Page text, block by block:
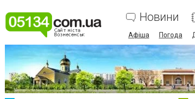
Новини
Афіша Погода